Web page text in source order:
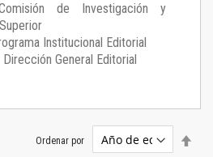
de Investigación y
Institucional Editorial
Dirección General Editorial
Ordenar por